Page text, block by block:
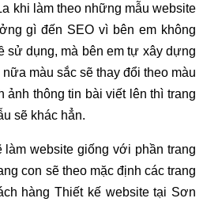
khi làm theo những mẫu website
gì đến SEO vì bên em không
sử dụng, mà bên em tự xây dựng
màu sắc sẽ thay đổi theo màu
ảnh thông tin bài viết lên thì trang
sẽ khác hẳn.
website giống với phần trang
con sẽ theo mặc định các trang
hàng Thiết kế website tại Sơn